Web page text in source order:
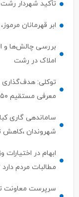
ابر قهرمانان
بررسی چالش‌ها و
معرفی مستقیم ۵۰ نفر برتر به بازار کار
ساماندهی گاری
شهروندان
ابهام در
سرپرست معاونت